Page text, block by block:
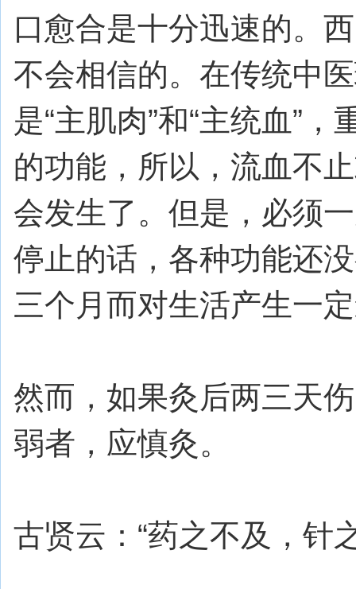
口愈合是十分迅速的。
不会相信的。在传统中
是“主肌肉”和“主统血”
的功能，所以，流血不
会发生了。但是，必须
停止的话，各种功能还
三个月而对生活产生一
然而，如果灸后两三天
弱者，应慎灸。
古贤云：“药之不及，针